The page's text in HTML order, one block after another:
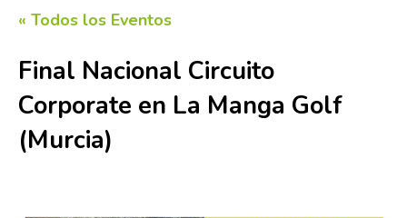
« Todos los Eventos
Final Nacional Circuito
Corporate en La Manga Golf
(Murcia)